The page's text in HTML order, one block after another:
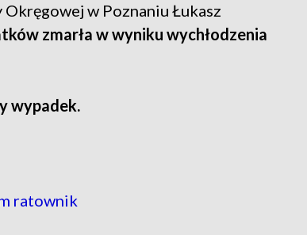
w Poznaniu Łukasz
zmarła w wyniku wychłodzenia
wypadek.
ratownik